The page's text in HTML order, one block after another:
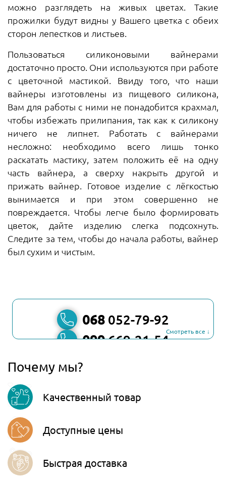
можно разглядеть на живых цветах. Такие
прожилки будут видны у Вашего цветка с обеих
сторон лепестков и листьев.
Пользоваться силиконовыми вайнерами
достаточно просто. Они используются при работе
с цветочной мастикой. Ввиду того, что наши
вайнеры изготовлены из пищевого силикона,
Вам для работы с ними не понадобится крахмал,
чтобы избежать прилипания, так как к силикону
ничего не липнет. Работать с вайнерами
несложно: необходимо всего лишь тонко
раскатать мастику, затем положить её на одну
часть вайнера, а сверху накрыть другой и
прижать вайнер. Готовое изделие с лёгкостью
вынимается и при этом совершенно не
повреждается. Чтобы легче было формировать
цветок, дайте изделию слегка подсохнуть.
Следите за тем, чтобы до начала работы, вайнер
был сухим и чистым.
068 052-79-92
099669-21-54
067
Telegram
Смотреть все ↓
Почему мы?
Качественный товар
Доступные цены
Быстрая доставка